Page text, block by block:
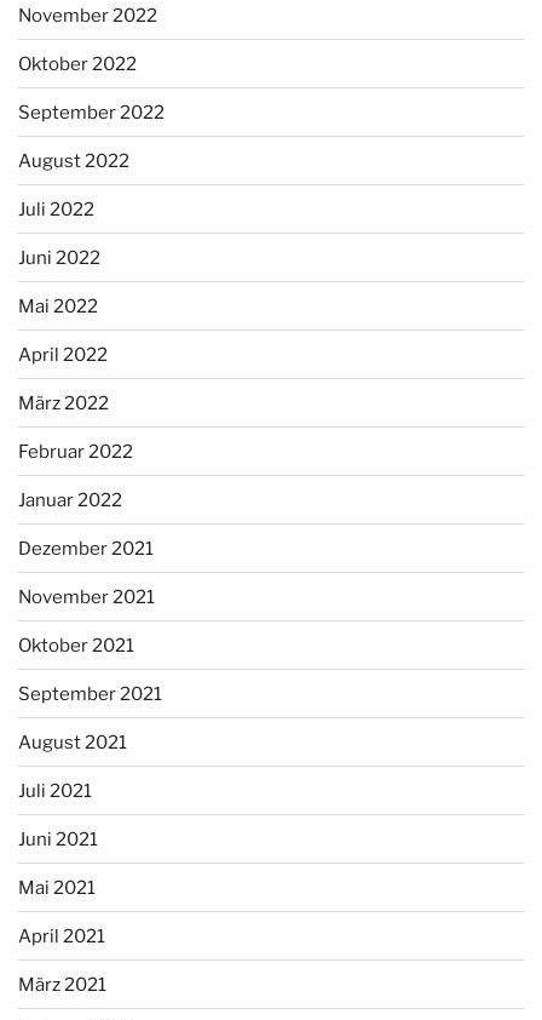
November 2022
Oktober 2022
September 2022
August 2022
Juli 2022
Juni 2022
Mai 2022
April 2022
März 2022
Februar 2022
Januar 2022
Dezember 2021
November 2021
Oktober 2021
September 2021
August 2021
Juli 2021
Juni 2021
Mai 2021
April 2021
März 2021